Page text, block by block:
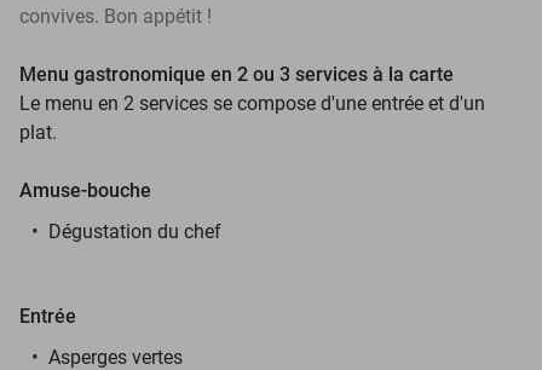
convives. Bon appétit !
Menu gastronomique en 2 ou 3 services à la carte
Le menu en 2 services se compose d'une entrée et d'un
plat.
Amuse-bouche
Dégustation du chef
Entrée
Asperges vertes